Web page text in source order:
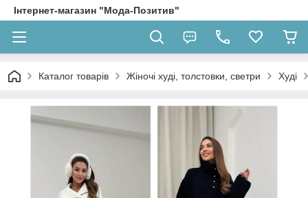
Інтернет-магазин "Мода-Позитив"
Каталог товарів Жіночі худі, толстовки, светри Худі